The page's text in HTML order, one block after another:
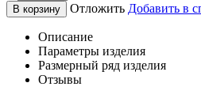
В корзину Отложить Добавить в
Описание
Параметры изделия
Размерный ряд изделия
Отзывы